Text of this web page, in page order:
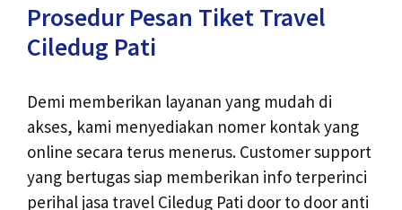
Prosedur Pesan Tiket Travel
Ciledug Pati
Demi memberikan layanan yang mudah di
akses, kami menyediakan nomer kontak yang
online secara terus menerus. Customer support
yang bertugas siap memberikan info terperinci
perihal jasa travel Ciledug Pati door to door anti